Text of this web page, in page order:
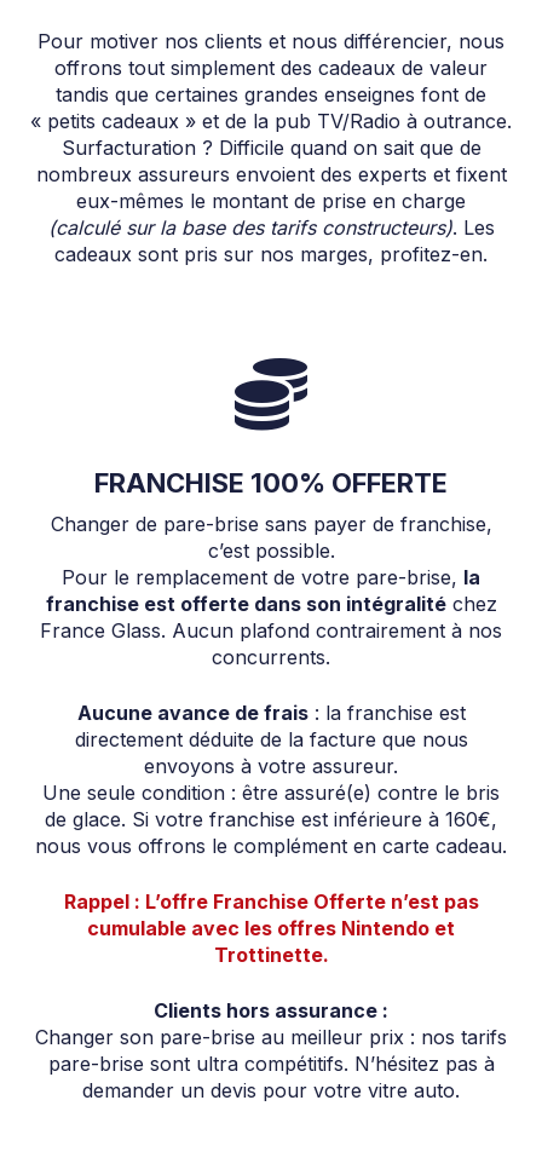
Pour motiver nos clients et nous différencier, nous
offrons tout simplement des cadeaux de valeur
tandis que certaines grandes enseignes font de
« petits cadeaux » et de la pub TV/Radio à outrance.
Surfacturation ? Difficile quand on sait que de
nombreux assureurs envoient des experts et fixent
eux-mêmes le montant de prise en charge
(calculé sur la base des tarifs constructeurs). Les
cadeaux sont pris sur nos marges, profitez-en.
FRANCHISE 100% OFFERTE
Changer de pare-brise sans payer de franchise,
c’est possible.
Pour le remplacement de votre pare-brise, la
franchise est offerte dans son intégralitéchez
France Glass. Aucun plafond contrairement à nos
concurrents.
Aucune avance de frais: la franchise est
directement déduite de la facture que nous
envoyons à votre assureur.
Une seule condition : être assuré(e) contre le bris
de glace. Si votre franchise est inférieure à 160€,
nous vous offrons le complément en carte cadeau.
Rappel : L’offre Franchise Offerte n’est pas
cumulable avec les offres Nintendo et
Trottinette.
Clients hors assurance :
Changer son pare-brise au meilleur prix : nos tarifs
pare-brise sont ultra compétitifs. N’hésitez pas à
demander un devis pour votre vitre auto.